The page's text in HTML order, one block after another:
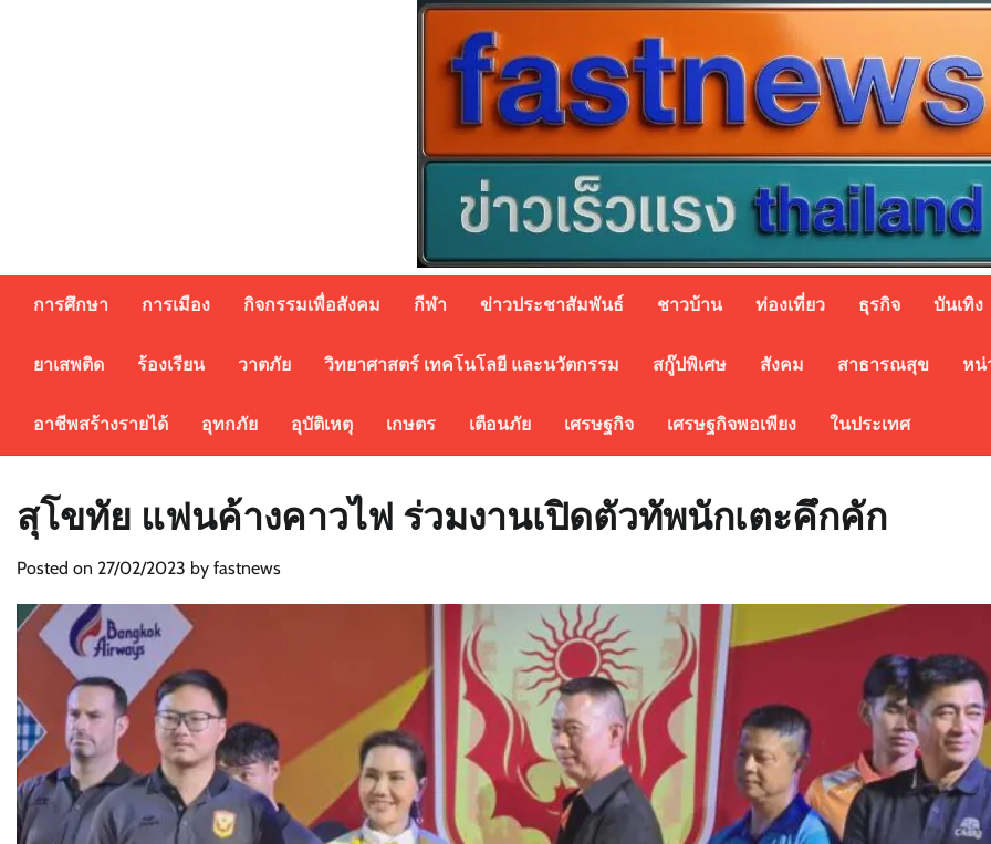
การศึกษา การเมือง กิจกรรมเพื่อสังคม กีฬา ข่าวประชาสัมพันธ์ ชาวบ้าน ท่องเที่ยว ธุรกิจ บันเทิง
ยาเสพติด ร้องเรียน วาตภัย วิทยาศาสตร์ เทคโนโลยี และนวัตกรรม สกู๊ปพิเศษ สังคม สาธารณสุข หน่
อาชีพสร้างรายได้ อุทกภัย อุบัติเหตุ เกษตร เตือนภัย เศรษฐกิจ เศรษฐกิจพอเพียง ในประเทศ
สุโขทัย แฟนค้างคาวไฟ ร่วมงานเปิดตัวทัพนักเตะคึกคัก
Posted on 27/02/2023 by fastnews